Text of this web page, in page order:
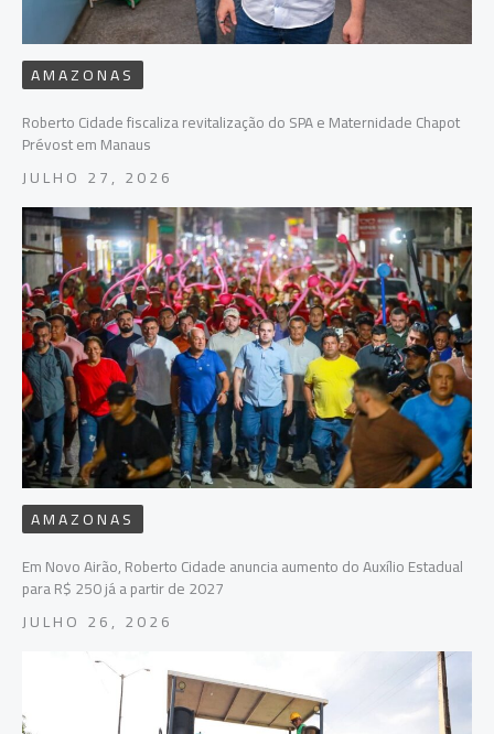
AMAZONAS
Roberto Cidade fiscaliza revitalização do SPA e Maternidade Chapot
Prévost em Manaus
JULHO 27, 2026
AMAZONAS
Em Novo Airão, Roberto Cidade anuncia aumento do Auxílio Estadual
para R$ 250 já a partir de 2027
JULHO 26, 2026